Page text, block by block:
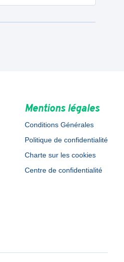
Mentions légales
Conditions Générales
Politique de confidentialité
Charte sur les cookies
Centre de confidentialité